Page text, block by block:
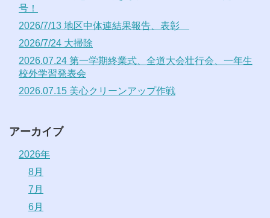
号！
2026/7/13 地区中体連結果報告、表彰
2026/7/24 大掃除
2026.07.24 第一学期終業式、全道大会壮行会、一年生
校外学習発表会
2026.07.15 美心クリーンアップ作戦
アーカイブ
2026年
8月
7月
6月